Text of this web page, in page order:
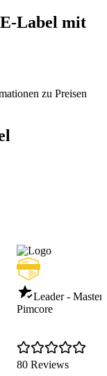
E-Label mit
zu Preisen
Leader - Master
Pimcore
80 Reviews